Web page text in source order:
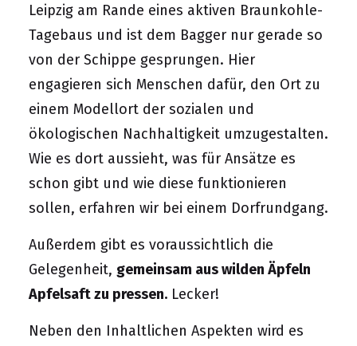
Leipzig am Rande eines aktiven Braunkohle-
Tagebaus und ist dem Bagger nur gerade so
von der Schippe gesprungen. Hier
engagieren sich Menschen dafür, den Ort zu
einem Modellort der sozialen und
ökologischen Nachhaltigkeit umzugestalten.
Wie es dort aussieht, was für Ansätze es
schon gibt und wie diese funktionieren
sollen, erfahren wir bei einem Dorfrundgang.
Außerdem gibt es voraussichtlich die
Gelegenheit, gemeinsam aus wilden Äpfeln
Apfelsaft zu pressen. Lecker!
Neben den Inhaltlichen Aspekten wird es